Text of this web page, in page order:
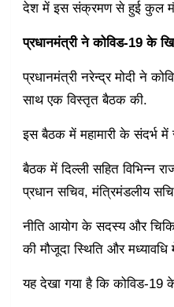
देश में इस संक्रमण से हुई कुल
प्रधानमंत्री ने कोविड-19 के
प्रधानमंत्री नरेन्‍द्र मोदी ने
साथ एक विस्‍तृत बैठक की.
इस बैठक में महामारी के संदर्भ में
बैठक में दिल्‍ली सहित विभिन्‍न
प्रधान सचिव, मंत्रिमंडलीय
नीति आयोग के सदस्‍य और
की मौजूदा स्थिति और
यह देखा गया है कि कोविड-19